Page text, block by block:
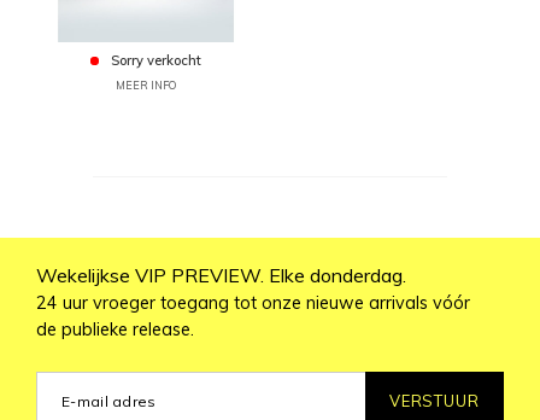
Sorry verkocht
MEER INFO
Wekelijkse VIP PREVIEW. Elke donderdag.
24 uur vroeger toegang tot onze nieuwe arrivals vóór
de publieke release.
VERSTUUR